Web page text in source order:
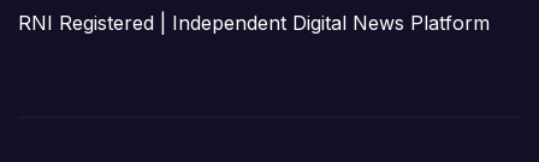
RNI Registered | Independent Digital News Platform